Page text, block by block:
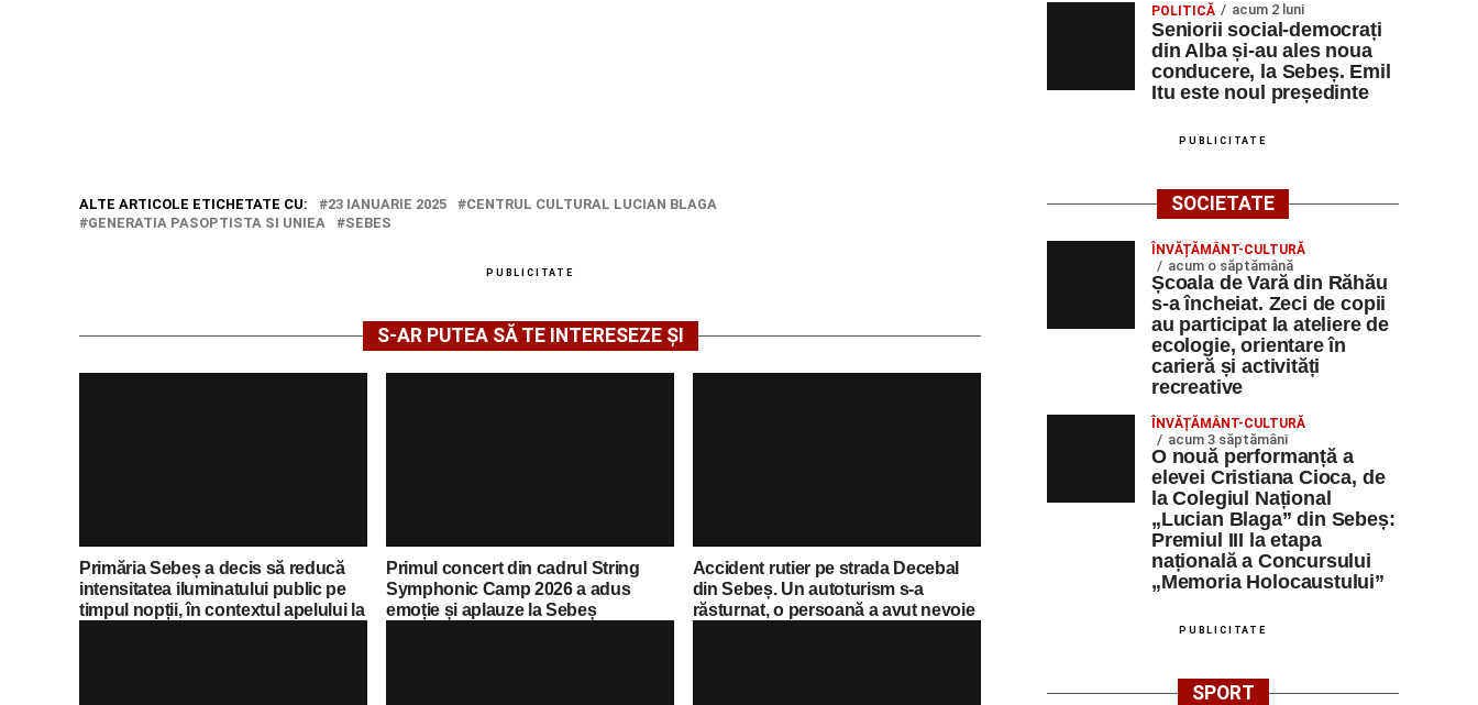
ALTE ARTICOLE ETICHETATE CU: 23 IANUARIE 2025
CENTRUL CULTURAL LUCIAN BLAGA
GENERATIA PASOPTISTA SI UNIEA
SEBES
PUBLICITATE
S-AR PUTEA SĂ TE INTERESEZE ȘI
Primăria Sebeș a decis să reducă
intensitatea iluminatului public pe
timpul nopții, în contextul apelului la
Primul concert din cadrul String
Symphonic Camp 2026 a adus
emoție și aplauze la Sebeș
Accident rutier pe strada Decebal
din Sebeș. Un autoturism s-a
răsturnat, o persoană a avut nevoie
POLITICĂ acum 2 luni
Seniorii social-democrați
din Alba și-au ales noua
conducere, la Sebeș. Emil
Itu este noul președinte
PUBLICITATE
SOCIETATE
ÎNVĂȚĂMÂNT-CULTURĂ
acum o săptămână
Școala de Vară din Răhău
s-a încheiat. Zeci de copii
au participat la ateliere de
ecologie, orientare în
carieră și activități
recreative
ÎNVĂȚĂMÂNT-CULTURĂ
acum 3 săptămâni
O nouă performanță a
elevei Cristiana Cioca, de
la Colegiul Național
„Lucian Blaga” din Sebeș:
Premiul III la etapa
națională a Concursului
„Memoria Holocaustului”
PUBLICITATE
SPORT